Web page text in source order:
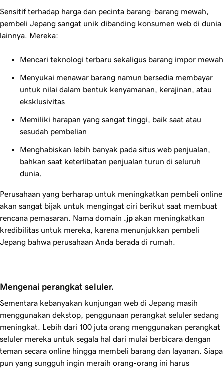
Sensitif terhadap harga dan pecinta barang-barang mewah,
pembeli Jepang sangat unik dibanding konsumen web di dunia
lainnya. Mereka:
Mencari teknologi terbaru sekaligus barang impor mewah
Menyukai menawar barang namun bersedia membayar
untuk nilai dalam bentuk kenyamanan, kerajinan, atau
eksklusivitas
Memiliki harapan yang sangat tinggi, baik saat atau
sesudah pembelian
Menghabiskan lebih banyak pada situs web penjualan,
bahkan saat keterlibatan penjualan turun di seluruh
dunia.
Perusahaan yang berharap untuk meningkatkan pembeli online
akan sangat bijak untuk mengingat ciri berikut saat membuat
rencana pemasaran. Nama domain .jp akan meningkatkan
kredibilitas untuk mereka, karena menunjukkan pembeli
Jepang bahwa perusahaan Anda berada di rumah.
Mengenai perangkat seluler.
Sementara kebanyakan kunjungan web di Jepang masih
menggunakan dekstop, penggunaan perangkat seluler sedang
meningkat. Lebih dari 100 juta orang menggunakan perangkat
seluler mereka untuk segala hal dari mulai berbicara dengan
teman secara online hingga membeli barang dan layanan. Siapa
pun yang sungguh ingin meraih orang-orang ini harus